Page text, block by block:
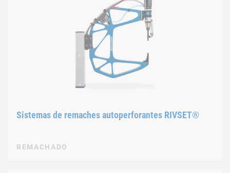
Sistemas de remaches autoperforantes RIVSET®
REMACHADO